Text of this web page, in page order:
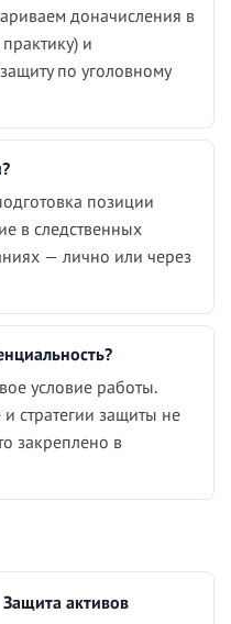
доначисления в
и
по уголовному
позиции
в следственных
— лично или через
условие работы.
стратегии защиты не
закреплено в
Защита активов